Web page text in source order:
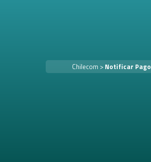
Chilecom > Notificar Pago